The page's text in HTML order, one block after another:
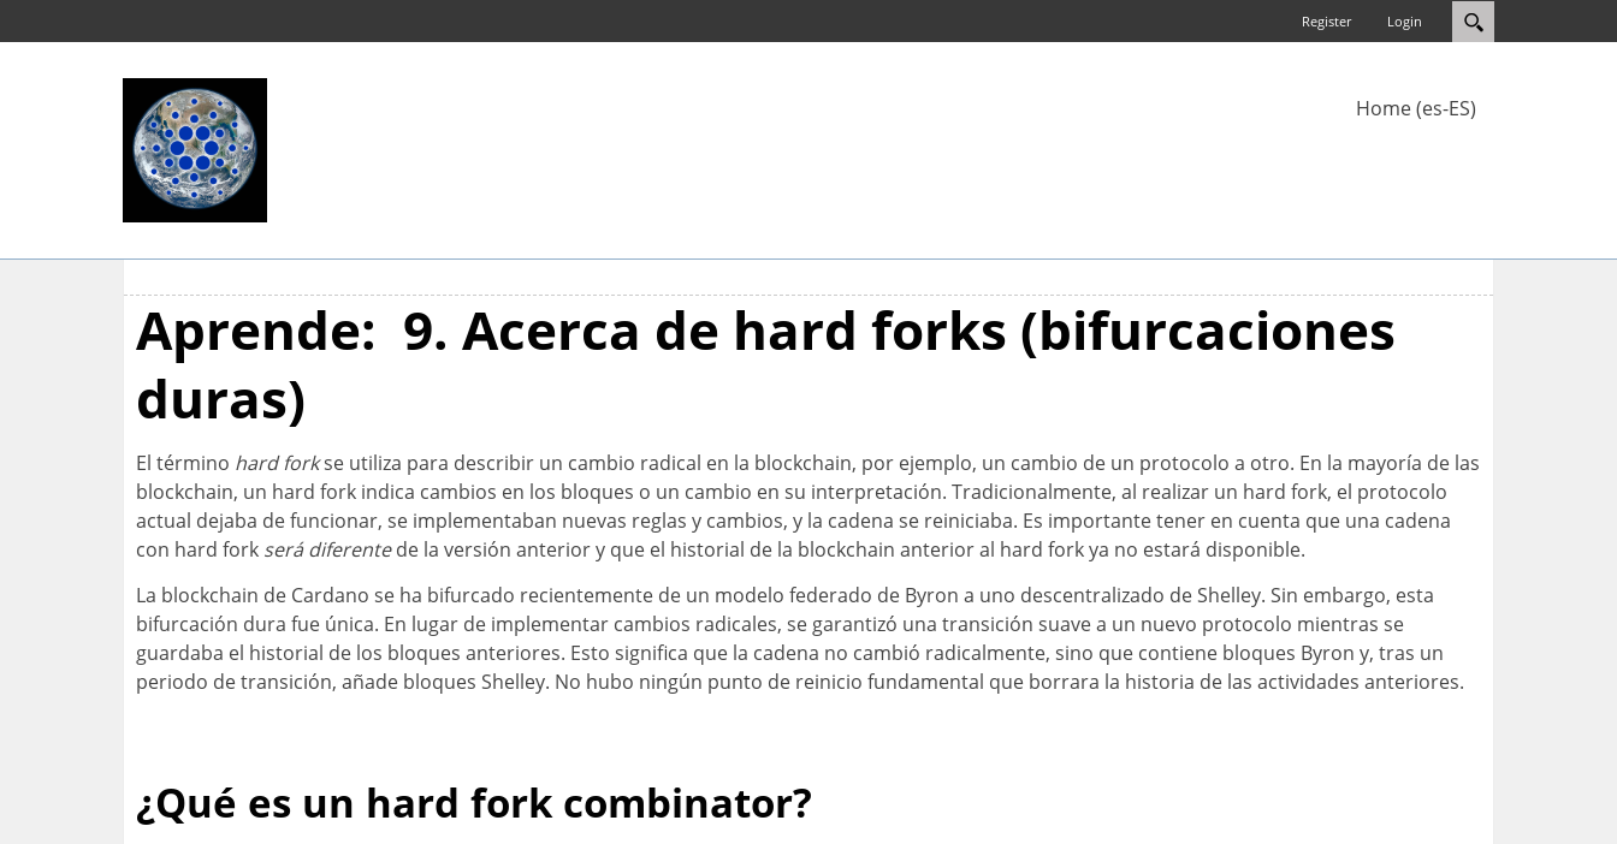
Login
Register
Home (es-ES)
Aprende: 9. Acerca de hard forks (bifurcaciones
duras)
El término hard forkse utiliza para describir un cambio radical en la blockchain, por ejemplo, un cambio de un protocolo a otro. En la mayoría de las
blockchain, un hard fork indica cambios en los bloques o un cambio en su interpretación. Tradicionalmente, al realizar un hard fork, el protocolo
actual dejaba de funcionar, se implementaban nuevas reglas y cambios, y la cadena se reiniciaba. Es importante tener en cuenta que una cadena
con hard fork será diferentede la versión anterior y que el historial de la blockchain anterior al hard fork ya no estará disponible.
La blockchain de Cardano se ha bifurcado recientemente de un modelo federado de Byron a uno descentralizado de Shelley. Sin embargo, esta
bifurcación dura fue única. En lugar de implementar cambios radicales, se garantizó una transición suave a un nuevo protocolo mientras se
guardaba el historial de los bloques anteriores. Esto significa que la cadena no cambió radicalmente, sino que contiene bloques Byron y, tras un
periodo de transición, añade bloques Shelley. No hubo ningún punto de reinicio fundamental que borrara la historia de las actividades anteriores.
¿Qué es un hard fork combinator?